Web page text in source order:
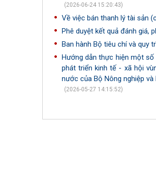
(2026-06-24 15:20:43)
Về việc bán thanh lý tài sản
Phê duyệt kết quả đánh giá,
Ban hành Bộ tiêu chí và quy
Hướng dẫn thực hiện một số
phát triển kinh tế - xã hội
nước của Bộ Nông nghiệp
(2026-05-27 14:15:52)